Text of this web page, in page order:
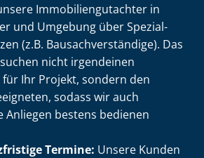
Im­mo­bi­li­en­gut­ach­ter in
und Umgebung über Spe­zi­al­
(z.B. Bau­sach­ver­stän­di­ge). Das
nicht irgendeinen
Ihr Projekt, sondern den
sodass wir auch
Anliegen bestens bedienen
Termine: Unsere Kunden